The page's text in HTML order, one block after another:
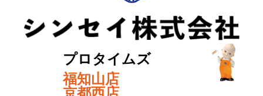
プロタイムズ
福知山店
京都西店